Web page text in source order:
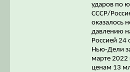
ударов по
СССР/
оказалось
давлению
Россией 24
Нью-Дели
марте
ценам 13